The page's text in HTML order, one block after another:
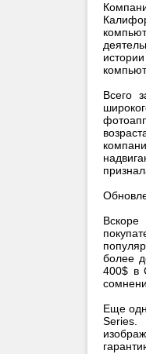
Всего
более
400$ в
Еще
Series.